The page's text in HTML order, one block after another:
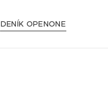
DENÍK OPENONE